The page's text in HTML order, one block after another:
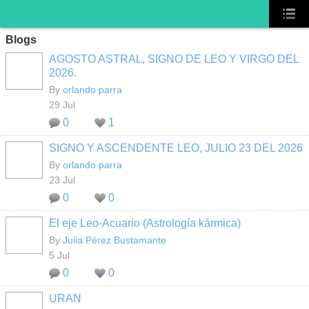
Blogs
AGOSTO ASTRAL, SIGNO DE LEO Y VIRGO DEL
2026.
By orlando parra
29 Jul
0 1
SIGNO Y ASCENDENTE LEO, JULIO 23 DEL 2026
By orlando parra
23 Jul
0 0
El eje Leo-Acuario (Astrología kármica)
By Julia Pérez Bustamante
5 Jul
0 0
URAN